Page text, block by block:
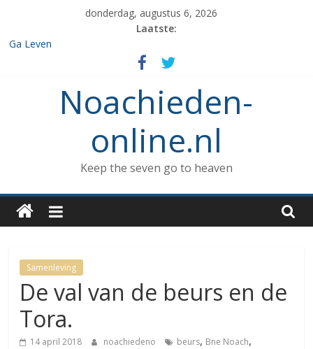
inhoud
donderdag, augustus 6, 2026
Laatste:
Ga Leven
De de 7 geboden die aan Noach werd gegeven en het verbod op
enige vorm van rituele Sabbat rust.
Het verzamelen van dieren in de ark
Wat kunnen Noachieden lezen tijdens Tishe B’Av?
Noachieden-
online.nl
Keep the seven go to heaven
Samenleving
De val van de beurs en de
Tora.
14 april 2018 noachiedeno beurs, Bne Noach,